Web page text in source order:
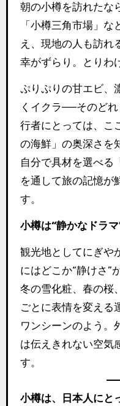
朝の小樽を訪れたな
「小樽三角市場」
え、現地の人も訪れ
幸がずらり。とりわ
ぷりぷりの甘エビ、
くイクラ──そのど
行者にとっては、こ
の海鮮」の奥深さを
自分で具材を選べる
を通して旅の記憶が
す。
小樽は“静かなドラ
観光地としてにぎや
にはどこか“静けさ”
冬の雪化粧、春の桜
ごとに表情を変える
ワンシーンのよう。
は伝えきれない空気
す。
小樽は、日本人にと